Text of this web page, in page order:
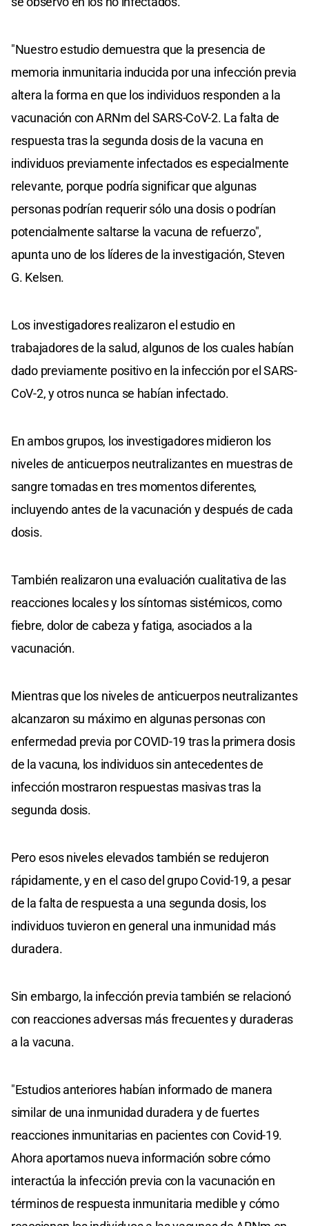
"Nuestro estudio demuestra que la presencia de
memoria inmunitaria inducida por una infección previa
altera la forma en que los individuos responden a la
vacunación con ARNm del SARS-CoV-2. La falta de
respuesta tras la segunda dosis de la vacuna en
individuos previamente infectados es especialmente
relevante, porque podría significar que algunas
personas podrían requerir sólo una dosis o podrían
potencialmente saltarse la vacuna de refuerzo",
apunta uno de los líderes de la investigación, Steven
G. Kelsen.
Los investigadores realizaron el estudio en
trabajadores de la salud, algunos de los cuales habían
dado previamente positivo en la infección por el SARS-
CoV-2, y otros nunca se habían infectado.
En ambos grupos, los investigadores midieron los
niveles de anticuerpos neutralizantes en muestras de
sangre tomadas en tres momentos diferentes,
incluyendo antes de la vacunación y después de cada
dosis.
También realizaron una evaluación cualitativa de las
reacciones locales y los síntomas sistémicos, como
fiebre, dolor de cabeza y fatiga, asociados a la
vacunación.
Mientras que los niveles de anticuerpos neutralizantes
alcanzaron su máximo en algunas personas con
enfermedad previa por COVID-19 tras la primera dosis
de la vacuna, los individuos sin antecedentes de
infección mostraron respuestas masivas tras la
segunda dosis.
Pero esos niveles elevados también se redujeron
rápidamente, y en el caso del grupo Covid-19, a pesar
de la falta de respuesta a una segunda dosis, los
individuos tuvieron en general una inmunidad más
duradera.
Sin embargo, la infección previa también se relacionó
con reacciones adversas más frecuentes y duraderas
a la vacuna.
"Estudios anteriores habían informado de manera
similar de una inmunidad duradera y de fuertes
reacciones inmunitarias en pacientes con Covid-19.
Ahora aportamos nueva información sobre cómo
interactúa la infección previa con la vacunación en
términos de respuesta inmunitaria medible y cómo